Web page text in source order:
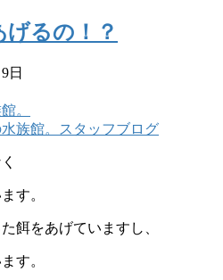
るの！？
日
。
族館。スタッフブログ
す。
餌をあげていますし、
す。